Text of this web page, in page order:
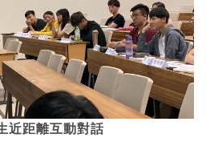
近距離互動對話